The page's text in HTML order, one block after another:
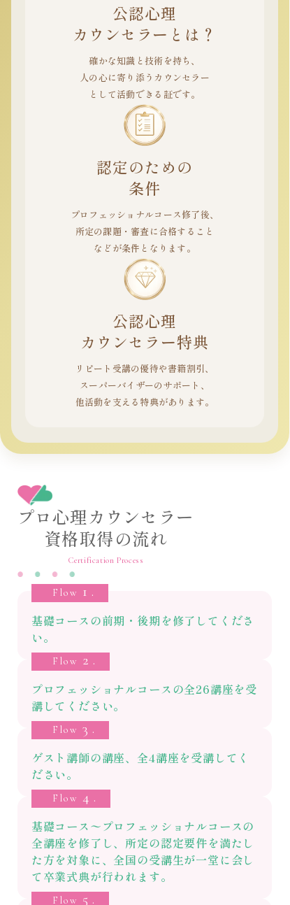
公認心理
カウンセラーとは？
確かな知識と技術を持ち、
人の心に寄り添うカウンセラー
として活動できる証です。
認定のための
条件
プロフェッショナルコース修了後、
所定の課題・審査に合格すること
などが条件となります。
公認心理
カウンセラー特典
リピート受講の優待や書籍割引、
スーパーバイザーのサポート、
他活動を支える特典があります。
プロ心理カウンセラー
資格取得の流れ
Certification Process
Flow 1.
基礎コースの前期・後期を修了してくださ
い。
Flow 2.
プロフェッショナルコースの全26講座を受
講してください。
Flow 3.
ゲスト講師の講座、全4講座を受講してく
ださい。
Flow 4.
基礎コース〜プロフェッショナルコースの
全講座を修了し、所定の認定要件を満たし
た方を対象に、全国の受講生が一堂に会し
て卒業式典が行われます。
Flow 5.